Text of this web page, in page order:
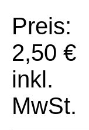
Preis:
2,50 €
inkl.
MwSt.